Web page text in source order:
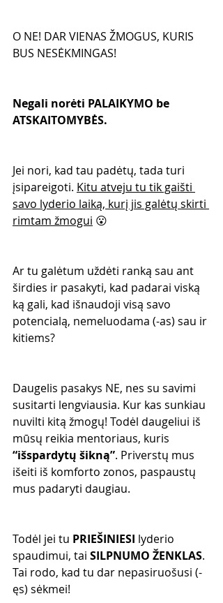
O NE! DAR VIENAS ŽMOGUS, KURIS
BUS NESĖKMINGAS!
Negali norėti PALAIKYMO be
ATSKAITOMYBĖS.
Jei nori, kad tau padėtų, tada turi
įsipareigoti. Kitu atveju tu tik gaišti
savo lyderio laiką, kurį jis galėtų skirti
rimtam žmogui 😮
Ar tu galėtum uždėti ranką sau ant
širdies ir pasakyti, kad padarai viską
ką gali, kad išnaudoji visą savo
potencialą, nemeluodama (-as) sau ir
kitiems?
Daugelis pasakys NE, nes su savimi
susitarti lengviausia. Kur kas sunkiau
nuvilti kitą žmogų! Todėl daugeliui iš
mūsų reikia mentoriaus, kuris
“išspardytų šikną”. Priverstų mus
išeiti iš komforto zonos, paspaustų
mus padaryti daugiau.
Todėl jei tu PRIEŠINIESI lyderio
spaudimui, tai SILPNUMO ŽENKLAS.
Tai rodo, kad tu dar nepasiruošusi (-
ęs) sėkmei!